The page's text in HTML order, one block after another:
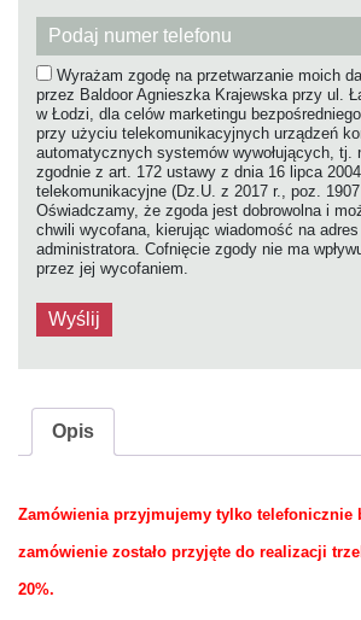
Wyrażam zgodę na przetwarzanie moich
przez Baldoor Agnieszka Krajewska przy ul.
w Łodzi, dla celów marketingu
przy użyciu telekomunikacyjnych urządzeń
automatycznych systemów wywołujących, tj.
zgodnie z art. 172 ustawy z dnia 16 lipca
telekomunikacyjne (Dz.U. z 2017 r., poz.
Oświadczamy, że zgoda jest dobrowolna i
chwili wycofana, kierując wiadomość na adres
administratora. Cofnięcie zgody nie ma
przez jej wycofaniem.
Opis
Zamówienia przyjmujemy tylko telefonicznie
zamówienie zostało przyjęte do realizacji
20%.